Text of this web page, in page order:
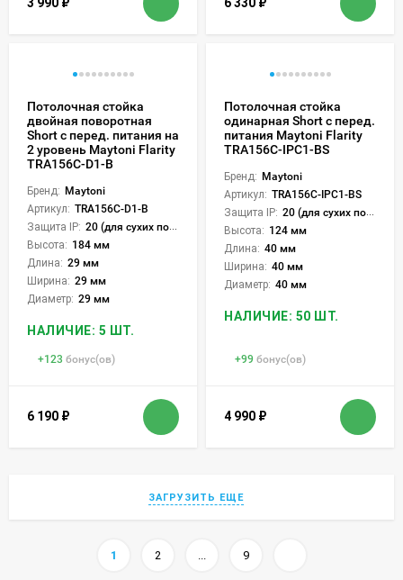
3 990 ₽ 6 330 ₽
Потолочная стойка
двойная поворотная
Short с перед. питания на
2 уровень Maytoni Flarity
TRA156C-D1-B
Бренд: Maytoni
Артикул: TRA156C-D1-B
Защита IP: 20 (для сухих пом.)
Высота: 184 мм
Длина: 29 мм
Ширина: 29 мм
Диаметр: 29 мм
НАЛИЧИЕ: 5 ШТ.
+123 бонус(ов)
6 190 ₽
Потолочная стойка
одинарная Short с перед.
питания Maytoni Flarity
TRA156C-IPC1-BS
Бренд: Maytoni
Артикул: TRA156C-IPC1-BS
Защита IP: 20 (для сухих пом.)
Высота: 124 мм
Длина: 40 мм
Ширина: 40 мм
Диаметр: 40 мм
НАЛИЧИЕ: 50 ШТ.
+99 бонус(ов)
4 990 ₽
ЗАГРУЗИТЬ ЕЩЕ
1 2 9